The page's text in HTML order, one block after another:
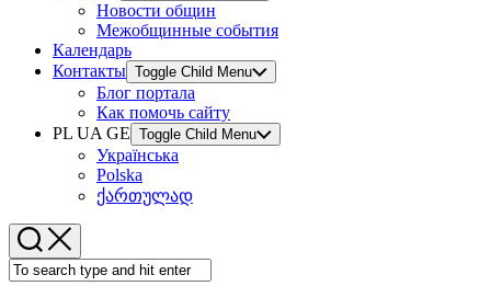
Новости общин
Межобщинные события
Календарь
Контакты Toggle Child Menu
Блог портала
Как помочь сайту
PL UA GE Toggle Child Menu
Українська
Polska
ქართულად